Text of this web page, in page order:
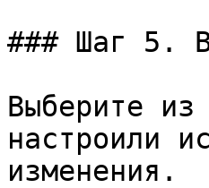
### Шаг 5.
Выберите
настроили
изменения.